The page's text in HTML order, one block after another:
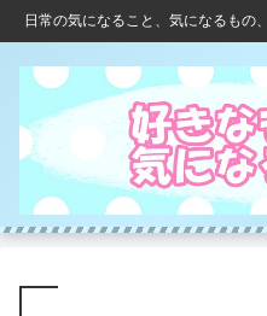
日常の気になること、気になるもの